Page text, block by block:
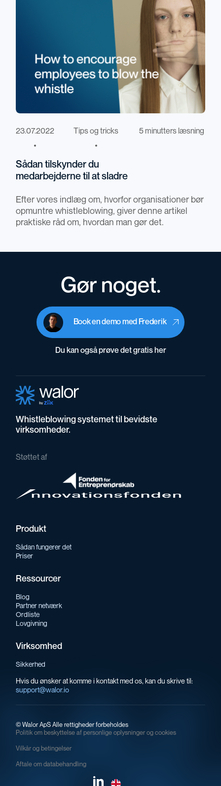
23.07.2022 Tips og tricks 5 minutters læsning
Sådan tilskynder du
medarbejderne til at sladre
Efter vores indlæg om, hvorfor organisationer bør
opmuntre whistleblowing, giver denne artikel
praktiske råd om, hvordan man gør det.
Gør noget.
Book en demo med Frederik
Du kan også prøve det gratis her
Whistleblowing systemet til bevidste
virksomheder.
Støttet af
Produkt
Sådan fungerer det
Priser
Ressourcer
Blog
Partner netværk
Ordliste
Lovgivning
Virksomhed
Sikkerhed
Hvis du ønsker at komme i kontakt med os, kan du skrive til:
support@walor.io
© Walor ApS Alle rettigheder forbeholdes
Politik om beskyttelse af personlige oplysninger og cookies
Vilkår og betingelser
Aftale om databehandling